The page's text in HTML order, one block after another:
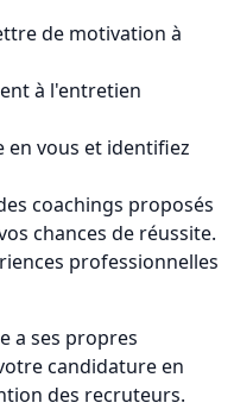
de motivation à
à l'entretien
en vous et identifiez
coachings proposés
chances de réussite.
professionnelles
a ses propres
candidature en
des recruteurs.